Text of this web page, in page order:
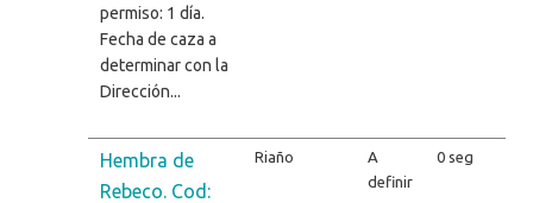
permiso: 1 día.
Fecha de caza a
determinar con la
Dirección...
Hembra de
Rebeco. Cod:
Riaño
A
definir
0 seg